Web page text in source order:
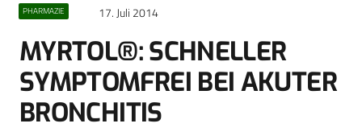
PHARMAZIE 17. Juli 2014
MYRTOL®: SCHNELLER
SYMPTOMFREI BEI AKUTER
BRONCHITIS